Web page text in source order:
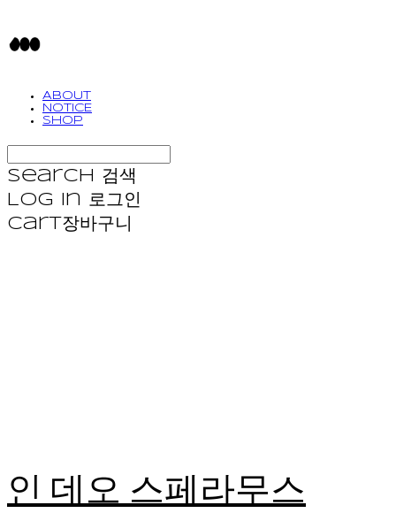
ABOUT
NOTICE
SHOP
Search
검색
Log In 로그인
Cart장바구니
인 데오 스페라무스